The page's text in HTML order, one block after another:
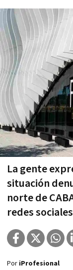
La gente
situación
norte de
redes sociales
Por iProfesional